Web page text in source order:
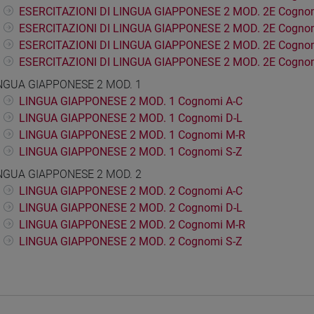
ESERCITAZIONI DI LINGUA GIAPPONESE 2 MOD. 2E
ESERCITAZIONI DI LINGUA GIAPPONESE 2 MOD. 2E
ESERCITAZIONI DI LINGUA GIAPPONESE 2 MOD. 2E
ESERCITAZIONI DI LINGUA GIAPPONESE 2 MOD. 2E
GIAPPONESE 2 MOD. 1
LINGUA GIAPPONESE 2 MOD. 1 Cognomi A-C
LINGUA GIAPPONESE 2 MOD. 1 Cognomi D-L
LINGUA GIAPPONESE 2 MOD. 1 Cognomi M-R
LINGUA GIAPPONESE 2 MOD. 1 Cognomi S-Z
GIAPPONESE 2 MOD. 2
LINGUA GIAPPONESE 2 MOD. 2 Cognomi A-C
LINGUA GIAPPONESE 2 MOD. 2 Cognomi D-L
LINGUA GIAPPONESE 2 MOD. 2 Cognomi M-R
LINGUA GIAPPONESE 2 MOD. 2 Cognomi S-Z